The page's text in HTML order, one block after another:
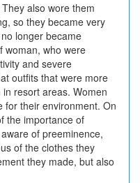
also wore them
so they became very
longer became
woman, who were
and severe
outfits that were more
resort areas. Women
for their environment. On
the importance of
of preeminence,
of the clothes they
they made, but also